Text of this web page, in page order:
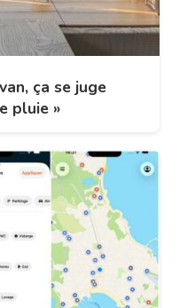
ça se juge
pluie »